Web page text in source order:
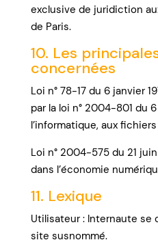
exclusive de juridiction
de Paris.
10. Les
concernées
Loi n° 78-17 du 6 janvier
par la loi n° 2004-801 du
l’informatique, aux
Loi n° 2004-575 du 21
dans l’économie
11. Lexique
Utilisateur : Internaute
site susnommé.